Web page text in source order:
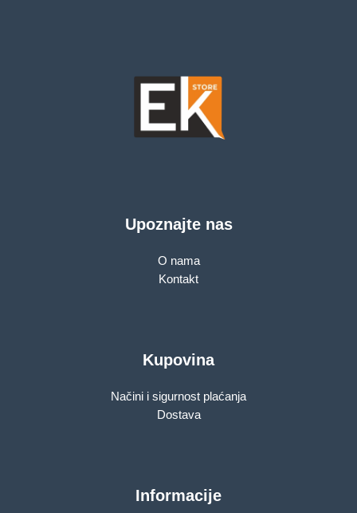
Upoznajte nas
O nama
Kontakt
Kupovina
Načini i sigurnost plaćanja
Dostava
Informacije